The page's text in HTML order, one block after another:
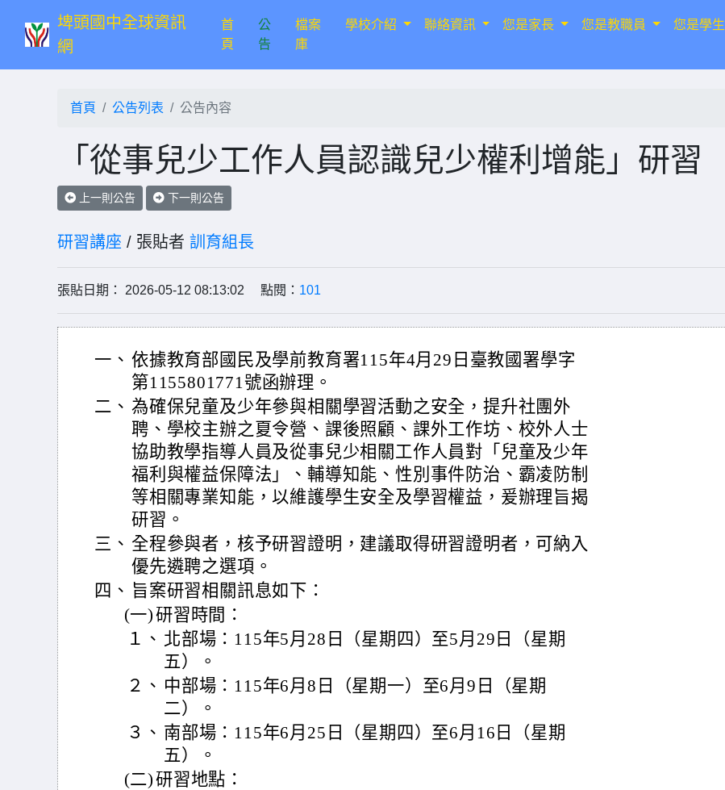
埤頭國中全球資訊
網
首
頁(current)
公
告
檔案
庫
學校介紹 聯絡資訊 您是家長 您是教職員 您是學生
首頁 公告列表 公告內容
「從事兒少工作人員認識兒少權利增能」研習
上一則公告 下一則公告
研習講座 / 張貼者 訓育組長
張貼日期： 2026-05-12 08:13:02 點閱： 101
一、 依據教育部國民及學前教育署115年4月29日臺教國署學字
第1155801771號函辦理。
二、 為確保兒童及少年參與相關學習活動之安全，提升社團外
聘、學校主辦之夏令營、課後照顧、課外工作坊、校外人士
協助教學指導人員及從事兒少相關工作人員對「兒童及少年
福利與權益保障法」、輔導知能、性別事件防治、霸凌防制
等相關專業知能，以維護學生安全及學習權益，爰辦理旨揭
研習。
三、 全程參與者，核予研習證明，建議取得研習證明者，可納入
優先遴聘之選項。
四、 旨案研習相關訊息如下：
(一)研習時間：
１、 北部場：115年5月28日（星期四）至5月29日（星期
五）。
２、 中部場：115年6月8日（星期一）至6月9日（星期
二）。
３、 南部場：115年6月25日（星期四）至6月16日（星期
五）。
(二)研習地點：